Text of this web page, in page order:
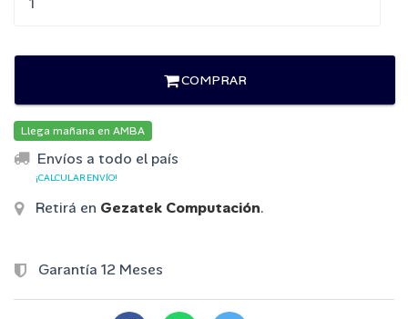
COMPRAR
Llega mañana en AMBA
Envíos a todo el país
¡CALCULAR ENVÍO!
Retirá en Gezatek Computación.
Garantía 12 Meses